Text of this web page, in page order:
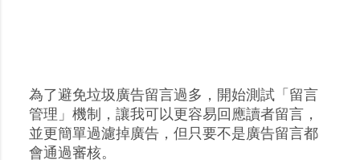
張
貼
留
為了避免垃圾廣告留言過多，開始測試「留言
管理」機制，讓我可以更容易回應讀者留言，
並更簡單過濾掉廣告，但只要不是廣告留言都
會通過審核。